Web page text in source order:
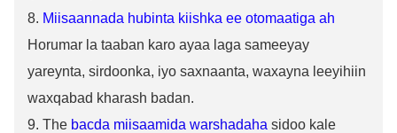
8. Miisaannada hubinta kiishka ee otomaatiga ah
Horumar la taaban karo ayaa laga sameeyay
yareynta, sirdoonka, iyo saxnaanta, waxayna leeyihiin
waxqabad kharash badan.
9. The bacda miisaamida warshadaha sidoo kale